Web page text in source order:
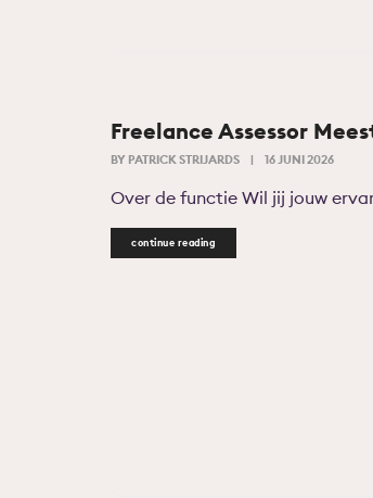
Freelance Assessor
BY PATRICK STRIJARDS | 16 JUNI 2026
Over de functie Wil jij jouw
continue reading